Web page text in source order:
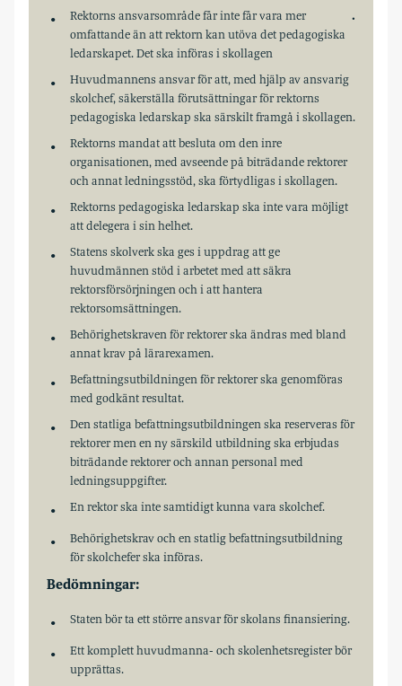
Rektorns ansvarsområde får inte får vara mer
omfattande än att rektorn kan utöva det pedagogiska
ledarskapet. Det ska införas i skollagen
.
Huvudmannens ansvar för att, med hjälp av ansvarig
skolchef, säkerställa förutsättningar för rektorns
pedagogiska ledarskap ska särskilt framgå i skollagen.
Rektorns mandat att besluta om den inre
organisationen, med avseende på biträdande rektorer
och annat ledningsstöd, ska förtydligas i skollagen.
Rektorns pedagogiska ledarskap ska inte vara möjligt
att delegera i sin helhet.
Statens skolverk ska ges i uppdrag att ge
huvudmännen stöd i arbetet med att säkra
rektorsförsörjningen och i att hantera
rektorsomsättningen.
Behörighetskraven för rektorer ska ändras med bland
annat krav på lärarexamen.
Befattningsutbildningen för rektorer ska genomföras
med godkänt resultat.
Den statliga befattningsutbildningen ska reserveras för
rektorer men en ny särskild utbildning ska erbjudas
biträdande rektorer och annan personal med
ledningsuppgifter.
En rektor ska inte samtidigt kunna vara skolchef.
Behörighetskrav och en statlig befattningsutbildning
för skolchefer ska införas.
Bedömningar:
Staten bör ta ett större ansvar för skolans finansiering.
Ett komplett huvudmanna- och skolenhetsregister bör
upprättas.